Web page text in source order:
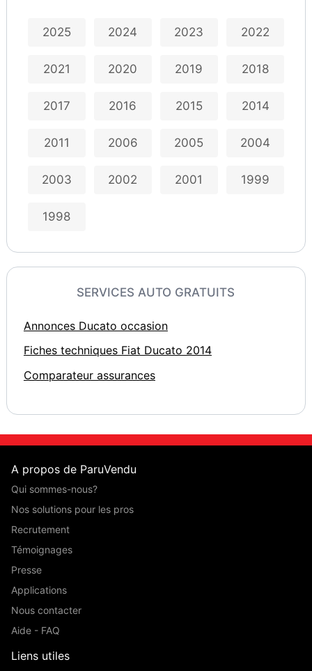
2025 2024 2023 2022
2021 2020 2019 2018
2017 2016 2015 2014
2011 2006 2005 2004
2003 2002 2001 1999
1998
SERVICES AUTO GRATUITS
Annonces Ducato occasion
Fiches techniques Fiat Ducato 2014
Comparateur assurances
A propos de ParuVendu
Qui sommes-nous?
Nos solutions pour les pros
Recrutement
Témoignages
Presse
Applications
Nous contacter
Aide - FAQ
Liens utiles